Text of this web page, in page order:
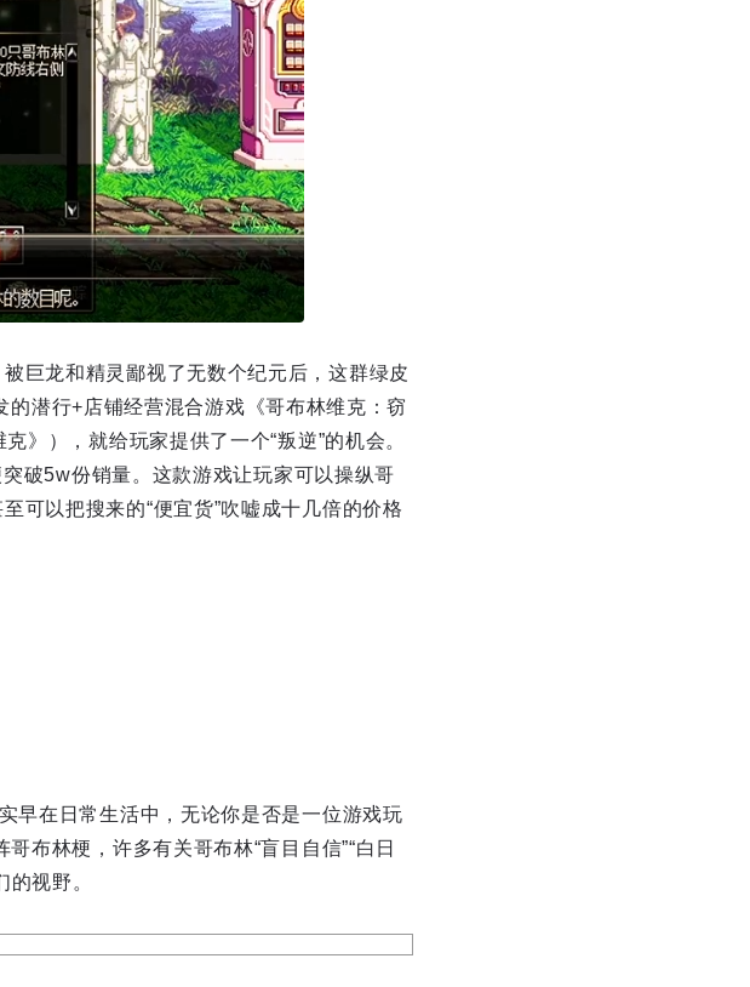
巨龙和精灵鄙视了无数个纪元后，这群绿皮
潜行+店铺经营混合游戏《哥布林维克：窃
》），就给玩家提供了一个“叛逆”的机会。
破5w份销量。这款游戏让玩家可以操纵哥
可以把搜来的“便宜货”吹嘘成十几倍的价格
早在日常生活中，无论你是否是一位游戏玩
布林梗，许多有关哥布林“盲目自信”“白日
视野。